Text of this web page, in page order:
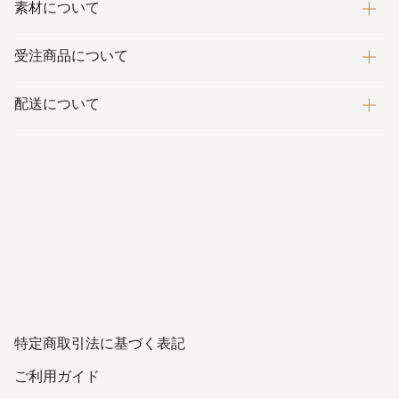
素材について
受注商品について
配送について
特定商取引法に基づく表記
ご利用ガイド